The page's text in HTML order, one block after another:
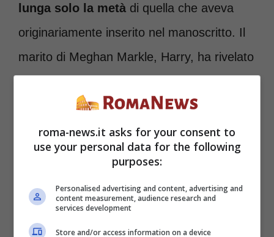
lunga solo la metà di quella che aveva
originariamente inserito nel manoscritto. Il
marito di Meghan Markle, Harry, ha rivelato
lui e William a Kensington Palace
scontro teso al funerale del principe Filippo
e tensione tra le loro mogli, Kate e
roma-news.it asks for your consent to
use your personal data for the following
purposes:
Personalised advertising and content, advertising and
content measurement, audience research and
services development
Store and/or access information on a device